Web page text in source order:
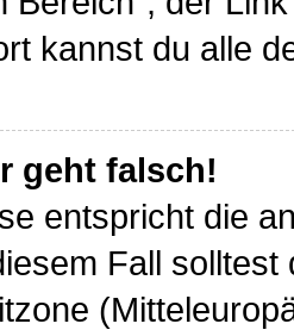
kannst du alle
geht falsch!
entspricht die
Fall solltest